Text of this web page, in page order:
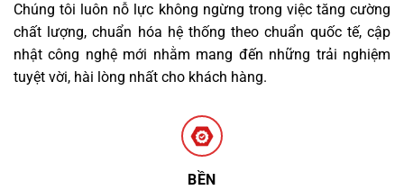
Chúng tôi luôn nỗ lực không ngừng trong việc tăng cường
chất lượng, chuẩn hóa hệ thống theo chuẩn quốc tế, cập
nhật công nghệ mới nhằm mang đến những trải nghiệm
tuyệt vời, hài lòng nhất cho khách hàng.
BỀN